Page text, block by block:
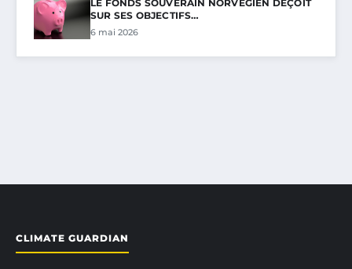
LE FONDS SOUVERAIN NORVÉGIEN DÉÇOIT
SUR SES OBJECTIFS…
6 mai 2026
CLIMATE GUARDIAN